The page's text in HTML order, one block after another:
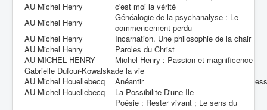
AU Michel Henry
c'est moi la vérité
AU Michel Henry
Généalogie de la psychanalyse : Le
commencement perdu
AU Michel Henry
Incarnation. Une philosophie de la chair
AU Michel Henry
Paroles du Christ
AU MICHEL HENRY
Gabrielle Dufour-Kowalska
Michel Henry : Passion et magnificence
de la vie
AU Michel Houellebecq
Anéantir
ess
AU Michel Houellebecq
La Possibilite D'une Ile
Poésie : Rester vivant ; Le sens du